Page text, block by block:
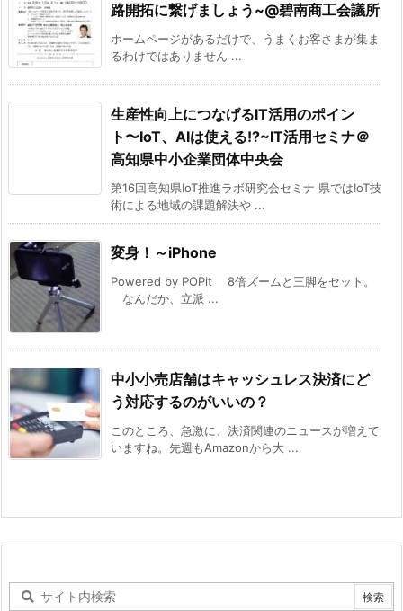
路開拓に繋げましょう~@碧南商工会議所
ホームページがあるだけで、うまくお客さまが集ま
るわけではありません ...
生産性向上につなげるIT活用のポイン
ト〜IoT、AIは使える!?~IT活用セミナ＠
高知県中小企業団体中央会
第16回高知県IoT推進ラボ研究会セミナ 県ではIoT技
術による地域の課題解決や ...
変身！～iPhone
Powered by POPit 8倍ズームと三脚をセット。
なんだか、立派 ...
中小小売店舗はキャッシュレス決済にど
う対応するのがいいの？
このところ、急激に、決済関連のニュースが増えて
いますね。先週もAmazonから大 ...